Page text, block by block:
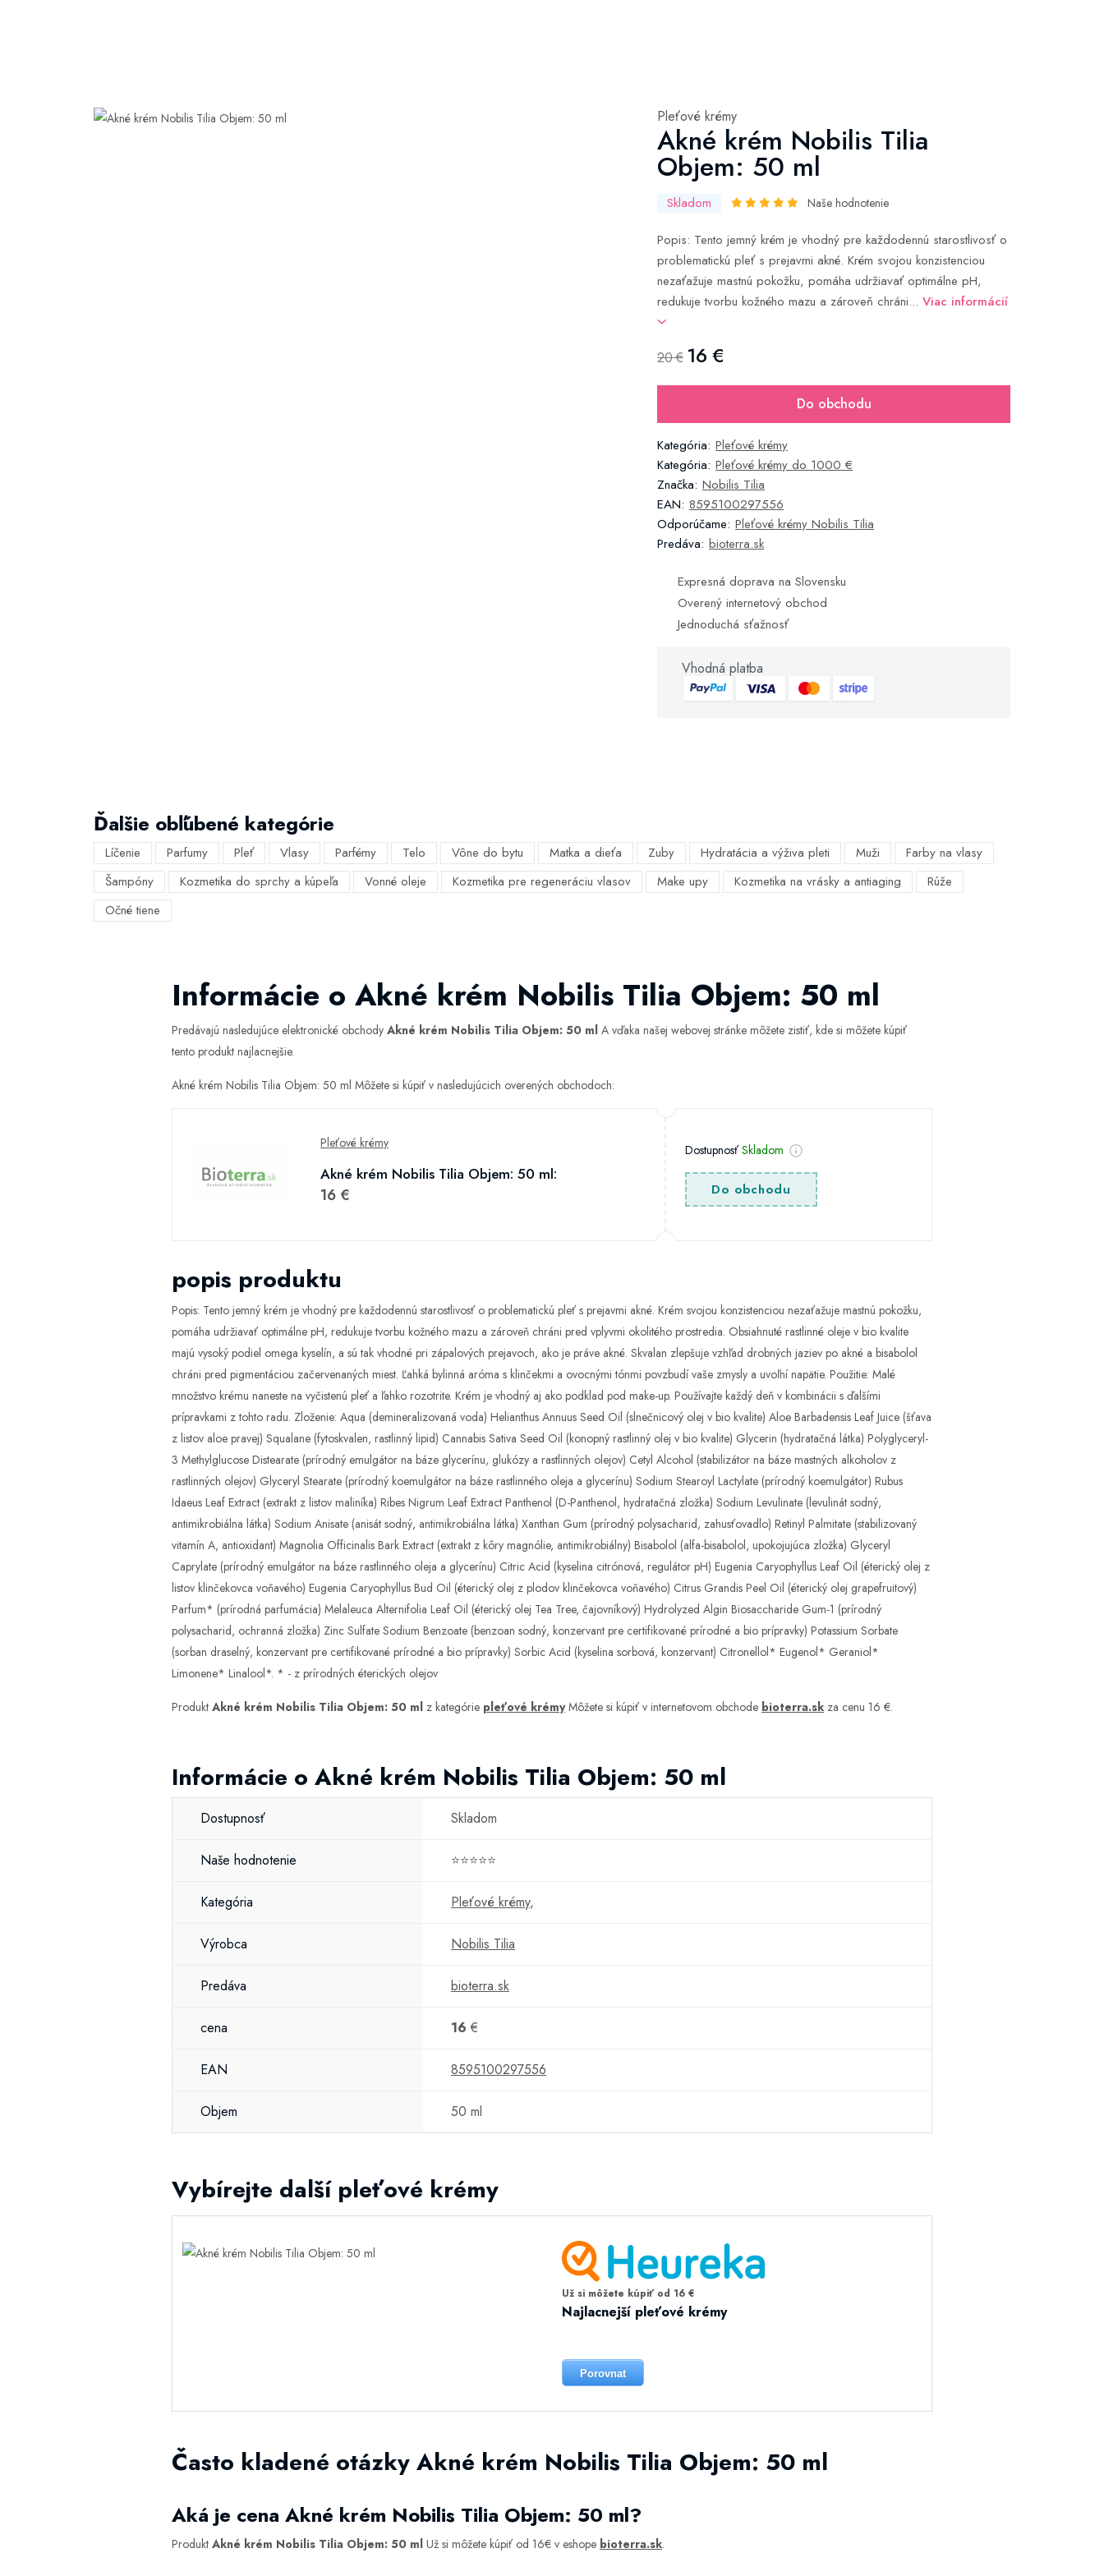
Pleťové krémy
Akné krém Nobilis Tilia
Objem: 50 ml
Skladom Naše hodnotenie
Popis: Tento jemný krém je vhodný pre každodennú starostlivosť o
problematickú pleť s prejavmi akné. Krém svojou konzistenciou
nezaťažuje mastnú pokožku, pomáha udržiavať optimálne pH,
redukuje tvorbu kožného mazu a zároveň chráni... Viac informácií
20 € 16 €
Do obchodu
Kategória: Pleťové krémy
Kategória: Pleťové krémy do 1000 €
Značka: Nobilis Tilia
EAN: 8595100297556
Odporúčame: Pleťové krémy Nobilis Tilia
Predáva: bioterra.sk
Expresná doprava na Slovensku
Overený internetový obchod
Jednoduchá sťažnosť
Vhodná platba
Ďalšie obľúbené kategórie
Líčenie Parfumy Pleť Vlasy Parfémy Telo Vône do bytu Matka a dieťa Zuby Hydratácia a výživa pleti Muži
Farby na vlasy
Šampóny
Kozmetika do sprchy a kúpeľa Vonné oleje Kozmetika pre regeneráciu vlasov Make upy Kozmetika na vrásky a antiaging
Rúže
Očné tiene
Informácie o Akné krém Nobilis Tilia Objem: 50 ml
Predávajú nasledujúce elektronické obchody Akné krém Nobilis Tilia Objem: 50 ml A vďaka našej webovej stránke môžete zistiť, kde si môžete kúpiť
tento produkt najlacnejšie.
Akné krém Nobilis Tilia Objem: 50 ml Môžete si kúpiť v nasledujúcich overených obchodoch:
Pleťové krémy
Akné krém Nobilis Tilia Objem: 50 ml:
16 €
DostupnosťSkladom
Do obchodu
popis produktu
Popis: Tento jemný krém je vhodný pre každodennú starostlivosť o problematickú pleť s prejavmi akné. Krém svojou konzistenciou nezaťažuje mastnú pokožku,
pomáha udržiavať optimálne pH, redukuje tvorbu kožného mazu a zároveň chráni pred vplyvmi okolitého prostredia. Obsiahnuté rastlinné oleje v bio kvalite
majú vysoký podiel omega kyselín, a sú tak vhodné pri zápalových prejavoch, ako je práve akné. Skvalan zlepšuje vzhľad drobných jaziev po akné a bisabolol
chráni pred pigmentáciou začervenaných miest. Ľahká bylinná aróma s klinčekmi a ovocnými tónmi povzbudí vaše zmysly a uvoľní napätie. Použitie: Malé
množstvo krému naneste na vyčistenú pleť a ľahko rozotrite. Krém je vhodný aj ako podklad pod make-up. Používajte každý deň v kombinácii s ďalšími
prípravkami z tohto radu. Zloženie: Aqua (demineralizovaná voda) Helianthus Annuus Seed Oil (slnečnicový olej v bio kvalite) Aloe Barbadensis Leaf Juice (šťava
z listov aloe pravej) Squalane (fytoskvalen, rastlinný lipid) Cannabis Sativa Seed Oil (konopný rastlinný olej v bio kvalite) Glycerin (hydratačná látka) Polyglyceryl-
3 Methylglucose Distearate (prírodný emulgátor na báze glycerínu, glukózy a rastlinných olejov) Cetyl Alcohol (stabilizátor na báze mastných alkoholov z
rastlinných olejov) Glyceryl Stearate (prírodný koemulgátor na báze rastlinného oleja a glycerínu) Sodium Stearoyl Lactylate (prírodný koemulgátor) Rubus
Idaeus Leaf Extract (extrakt z listov maliníka) Ribes Nigrum Leaf Extract Panthenol (D-Panthenol, hydratačná zložka) Sodium Levulinate (levulinát sodný,
antimikrobiálna látka) Sodium Anisate (anisát sodný, antimikrobiálna látka) Xanthan Gum (prírodný polysacharid, zahusťovadlo) Retinyl Palmitate (stabilizovaný
vitamín A, antioxidant) Magnolia Officinalis Bark Extract (extrakt z kôry magnólie, antimikrobiálny) Bisabolol (alfa-bisabolol, upokojujúca zložka) Glyceryl
Caprylate (prírodný emulgátor na báze rastlinného oleja a glycerínu) Citric Acid (kyselina citrónová, regulátor pH) Eugenia Caryophyllus Leaf Oil (éterický olej z
listov klinčekovca voňavého) Eugenia Caryophyllus Bud Oil (éterický olej z plodov klinčekovca voňavého) Citrus Grandis Peel Oil (éterický olej grapefruitový)
Parfum* (prírodná parfumácia) Melaleuca Alternifolia Leaf Oil (éterický olej Tea Tree, čajovníkový) Hydrolyzed Algin Biosaccharide Gum-1 (prírodný
polysacharid, ochranná zložka) Zinc Sulfate Sodium Benzoate (benzoan sodný, konzervant pre certifikované prírodné a bio prípravky) Potassium Sorbate
(sorban draselný, konzervant pre certifikované prírodné a bio prípravky) Sorbic Acid (kyselina sorbová, konzervant) Citronellol* Eugenol* Geraniol*
Limonene* Linalool*. * - z prírodných éterických olejov
Produkt Akné krém Nobilis Tilia Objem: 50 ml z kategórie pleťové krémyMôžete si kúpiť v internetovom obchode bioterra.sk za cenu 16 €.
Informácie o Akné krém Nobilis Tilia Objem: 50 ml
Dostupnosť Skladom
Naše hodnotenie ⭐⭐⭐⭐⭐
Kategória Pleťové krémy,
Výrobca Nobilis Tilia
Predáva bioterra.sk
cena 16 €
EAN 8595100297556
Objem 50 ml
Vybírejte další pleťové krémy
Už si môžete kúpiť od 16 €
Najlacnejší pleťové krémy
Porovnat
Často kladené otázky Akné krém Nobilis Tilia Objem: 50 ml
Aká je cena Akné krém Nobilis Tilia Objem: 50 ml?
Produkt Akné krém Nobilis Tilia Objem: 50 ml Už si môžete kúpiť od 16€ v eshope bioterra.sk.